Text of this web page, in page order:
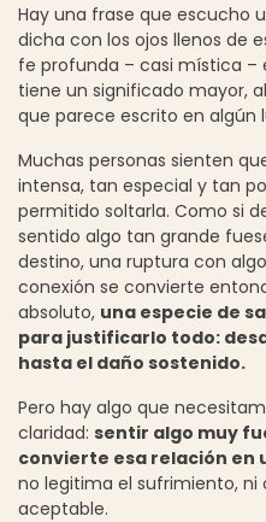
Hay una frase que escucho
dicha con los ojos llenos de
fe profunda – casi mística –
tiene un significado mayor,
que parece escrito en algún
Muchas personas sienten
intensa, tan especial y tan
permitido soltarla. Como si
sentido algo tan grande
destino, una ruptura con
conexión se convierte
absoluto, una especie de
para justificarlo todo:
hasta el daño sostenido.
Pero hay algo que
claridad: sentir algo muy
convierte esa relación en
no legitima el sufrimiento,
aceptable.